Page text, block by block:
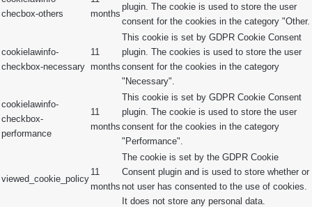
checbox-others
months
plugin. The cookie is used to store the user
consent for the cookies in the category "Other.
cookielawinfo-
checkbox-necessary
11
months
This cookie is set by GDPR Cookie Consent
plugin. The cookies is used to store the user
consent for the cookies in the category
"Necessary".
cookielawinfo-
checkbox-
performance
11
months
This cookie is set by GDPR Cookie Consent
plugin. The cookie is used to store the user
consent for the cookies in the category
"Performance".
viewed_cookie_policy
11
months
The cookie is set by the GDPR Cookie
Consent plugin and is used to store whether or
not user has consented to the use of cookies.
It does not store any personal data.